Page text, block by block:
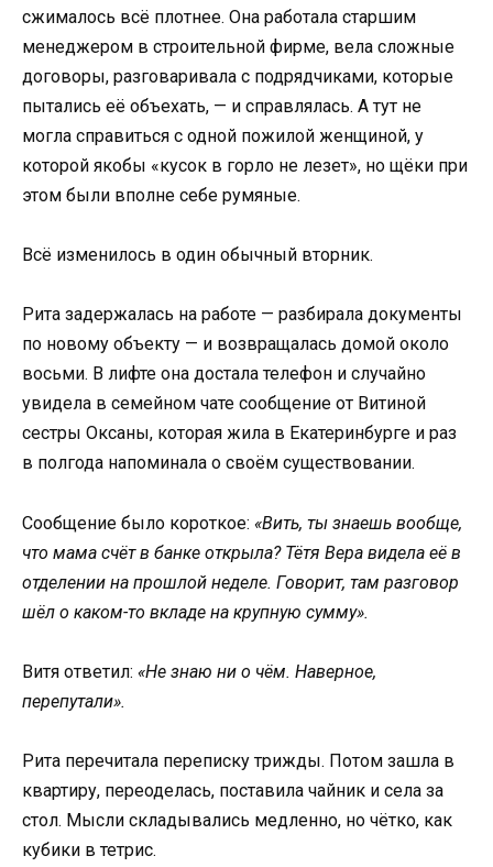
сжималось всё плотнее. Она работала старшим
менеджером в строительной фирме, вела сложные
договоры, разговаривала с подрядчиками, которые
пытались её объехать, — и справлялась. А тут не
могла справиться с одной пожилой женщиной, у
которой якобы «кусок в горло не лезет», но щёки при
этом были вполне себе румяные.
Всё изменилось в один обычный вторник.
Рита задержалась на работе — разбирала документы
по новому объекту — и возвращалась домой около
восьми. В лифте она достала телефон и случайно
увидела в семейном чате сообщение от Витиной
сестры Оксаны, которая жила в Екатеринбурге и раз
в полгода напоминала о своём существовании.
Сообщение было короткое: «Вить, ты знаешь вообще,
что мама счёт в банке открыла? Тётя Вера видела её в
отделении на прошлой неделе. Говорит, там разговор
шёл о каком-то вкладе на крупную сумму».
Витя ответил: «Не знаю ни о чём. Наверное,
перепутали».
Рита перечитала переписку трижды. Потом зашла в
квартиру, переоделась, поставила чайник и села за
стол. Мысли складывались медленно, но чётко, как
кубики в тетрис.